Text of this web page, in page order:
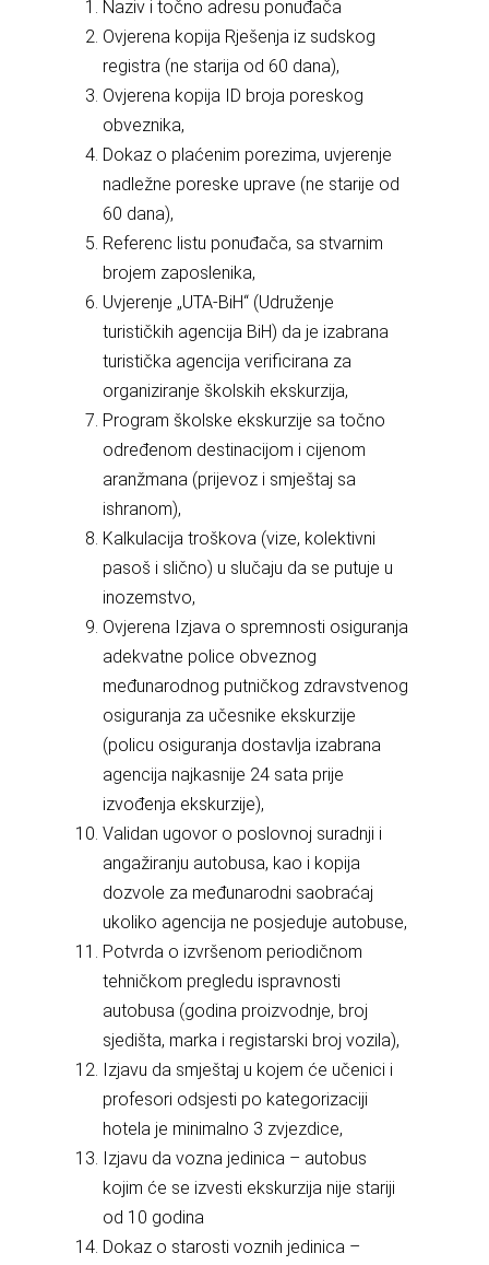
Naziv i točno adresu ponuđača
Ovjerena kopija Rješenja iz sudskog
registra (ne starija od 60 dana),
Ovjerena kopija ID broja poreskog
obveznika,
Dokaz o plaćenim porezima, uvjerenje
nadležne poreske uprave (ne starije od
60 dana),
Referenc listu ponuđača, sa stvarnim
brojem zaposlenika,
Uvjerenje „UTA-BiH“ (Udruženje
turističkih agencija BiH) da je izabrana
turistička agencija verificirana za
organiziranje školskih ekskurzija,
Program školske ekskurzije sa točno
određenom destinacijom i cijenom
aranžmana (prijevoz i smještaj sa
ishranom),
Kalkulacija troškova (vize, kolektivni
pasoš i slično) u slučaju da se putuje u
inozemstvo,
Ovjerena Izjava o spremnosti osiguranja
adekvatne police obveznog
međunarodnog putničkog zdravstvenog
osiguranja za učesnike ekskurzije
(policu osiguranja dostavlja izabrana
agencija najkasnije 24 sata prije
izvođenja ekskurzije),
Validan ugovor o poslovnoj suradnji i
angažiranju autobusa, kao i kopija
dozvole za međunarodni saobraćaj
ukoliko agencija ne posjeduje autobuse,
Potvrda o izvršenom periodičnom
tehničkom pregledu ispravnosti
autobusa (godina proizvodnje, broj
sjedišta, marka i registarski broj vozila),
Izjavu da smještaj u kojem će učenici i
profesori odsjesti po kategorizaciji
hotela je minimalno 3 zvjezdice,
Izjavu da vozna jedinica – autobus
kojim će se izvesti ekskurzija nije stariji
od 10 godina
Dokaz o starosti voznih jedinica –